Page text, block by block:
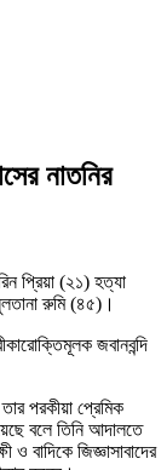
নাতনির
প্রিয়া (২১) হত্যা
রুমি (৪৫)।
জবানবন্দি
পরকীয়া প্রেমিক
বলে তিনি আদালতে
বাদিকে জিজ্ঞাসাবাদের